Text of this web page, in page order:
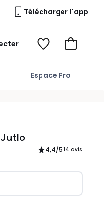
Télécharger l'app
Espace Pro
Voir
Aller
4,4/5 14 avis